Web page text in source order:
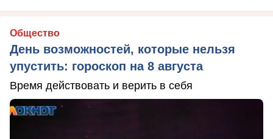
Общество
День возможностей, которые нельзя
упустить: гороскоп на 8 августа
Время действовать и верить в себя